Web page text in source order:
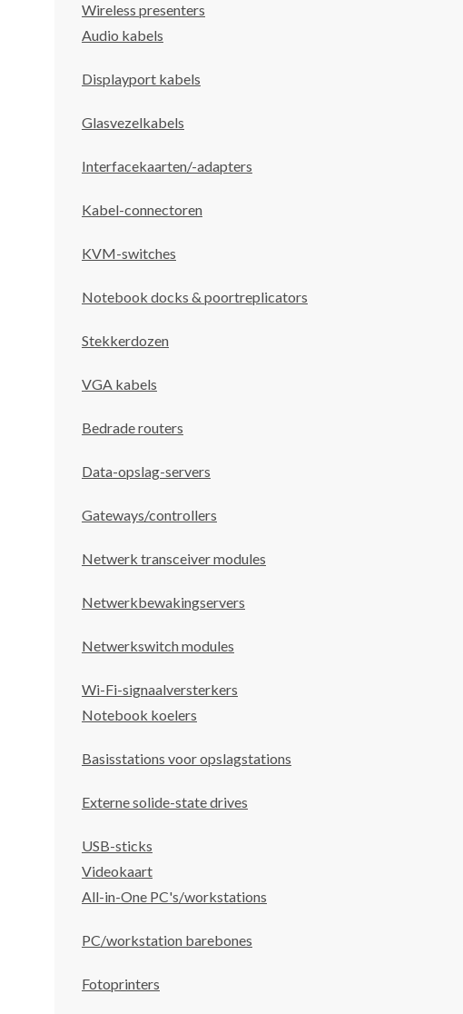
Wireless presenters
Audio kabels
Displayport kabels
Glasvezelkabels
Interfacekaarten/-adapters
Kabel-connectoren
KVM-switches
Notebook docks & poortreplicators
Stekkerdozen
VGA kabels
Bedrade routers
Data-opslag-servers
Gateways/controllers
Netwerk transceiver modules
Netwerkbewakingservers
Netwerkswitch modules
Wi-Fi-signaalversterkers
Notebook koelers
Basisstations voor opslagstations
Externe solide-state drives
USB-sticks
Videokaart
All-in-One PC's/workstations
PC/workstation barebones
Fotoprinters